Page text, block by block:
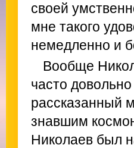
своей
мне такого
немедленно и
Вообще
часто
рассказанный
знавшим
Николаев был